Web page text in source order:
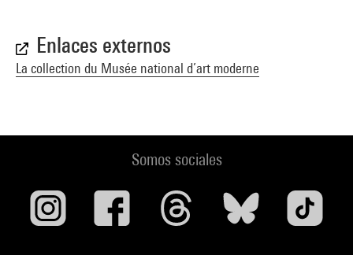
Enlaces externos
La collection du Musée national d’art moderne
Somos sociales